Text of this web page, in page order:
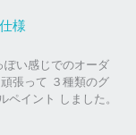
様
い感じでのオーダ
張って ３種類のグ
ペイント しました。